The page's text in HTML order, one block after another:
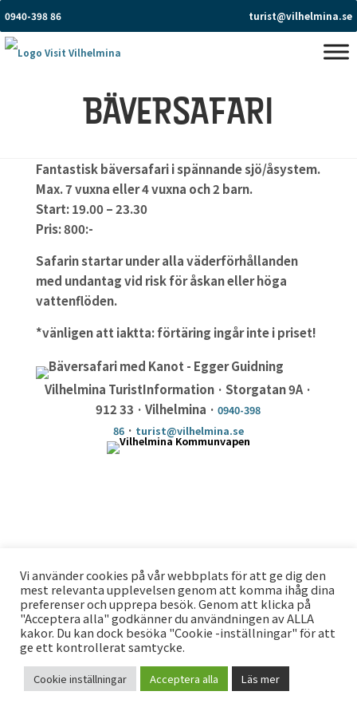
0940-398 86 turist@vilhelmina.se
BÄVERSAFARI
Fantastisk bäversafari i spännande sjö/åsystem.
Max. 7 vuxna eller 4 vuxna och 2 barn.
Start: 19.00 – 23.30
Pris: 800:-
Safarin startar under alla väderförhållanden
med undantag vid risk för åskan eller höga
vattenflöden.
*vänligen att iaktta: förtäring ingår inte i priset!
Vilhelmina TuristInformation · Storgatan 9A ·
912 33 · Vilhelmina ·0940-398
86· turist@vilhelmina.se
KONTAKT
Vi använder cookies på vår webbplats för att ge dig den
mest relevanta upplevelsen genom att komma ihåg dina
preferenser och upprepa besök. Genom att klicka på
"Acceptera alla" godkänner du användningen av ALLA
kakor. Du kan dock besöka "Cookie -inställningar" för att
ge ett kontrollerat samtycke.
Cookie inställningar Acceptera alla Läs mer